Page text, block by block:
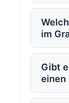
im
Gibt
einen